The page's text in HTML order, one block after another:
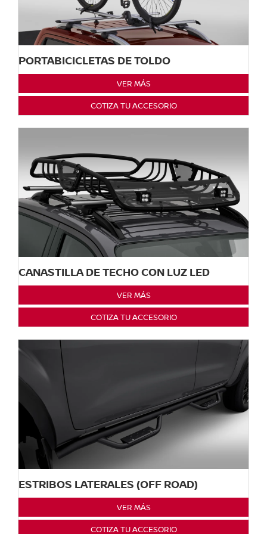
PORTABICICLETAS DE TOLDO
VER MÁS
COTIZA TU ACCESORIO
CANASTILLA DE TECHO CON LUZ LED
VER MÁS
COTIZA TU ACCESORIO
ESTRIBOS LATERALES (OFF ROAD)
VER MÁS
COTIZA TU ACCESORIO